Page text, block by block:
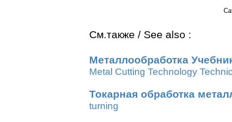
См.также / See also :
Металлообработка
Metal Cutting Technology
Токарная обработка
turning